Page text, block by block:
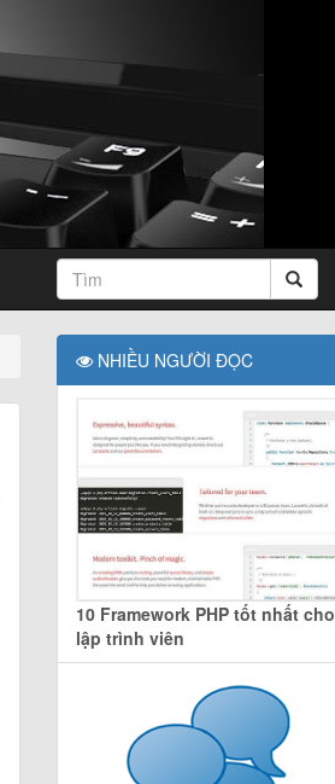
NHIỀU NGƯỜI ĐỌC
10 Framework PHP tốt nhất cho
lập trình viên